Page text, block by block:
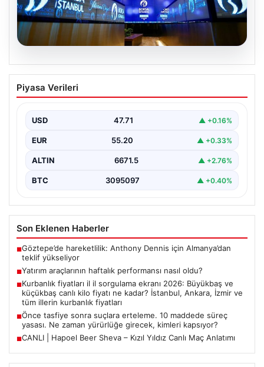
06.08.2026
Yatırım araçlarının haftalık performansı
nasıl oldu?
Piyasa Verileri
USD 47.71 ▲ +0.16%
EUR 55.20 ▲ +0.33%
ALTIN 6671.5 ▲ +2.76%
BTC 3095097 ▲ +0.40%
Son Eklenen Haberler
■Göztepe’de hareketlilik: Anthony Dennis için Almanya’dan
teklif yükseliyor
■Yatırım araçlarının haftalık performansı nasıl oldu?
■Kurbanlık fiyatları il il sorgulama ekranı 2026: Büyükbaş ve
küçükbaş canlı kilo fiyatı ne kadar? İstanbul, Ankara, İzmir ve
tüm illerin kurbanlık fiyatları
■Önce tasfiye sonra suçlara erteleme. 10 maddede süreç
yasası. Ne zaman yürürlüğe girecek, kimleri kapsıyor?
■CANLI | Hapoel Beer Sheva – Kızıl Yıldız Canlı Maç Anlatımı